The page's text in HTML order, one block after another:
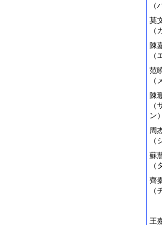
（
莫
（
陳
（
范
（
陳
ン）
周
（
蘇
（
齊
（
王